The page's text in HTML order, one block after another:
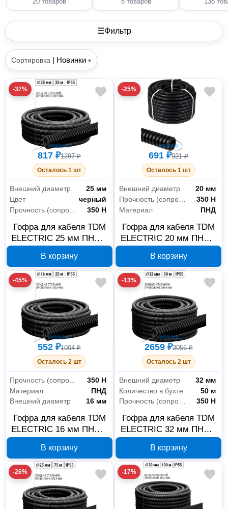
☰Фильтр
Сортировка | Новинки ▾
-37%
817 ₽1297 ₽
Осталось 1 шт
Внешний диаметр
25 мм
Цвет
черный
350 Н
Гофра для кабеля TDM
ELECTRIC 25 мм ПНД с
В корзину
-25%
691 ₽921 ₽
Осталось 1 шт
Внешний диаметр
20 мм
Прочность (сопротивление сжатию на 5 см при +20°C)
350 Н
Материал
ПНД
Гофра для кабеля TDM
ELECTRIC 20 мм ПНД с
В корзину
-45%
552 ₽1004 ₽
Осталось 2 шт
350 Н
Материал
ПНД
Внешний диаметр
16 мм
Гофра для кабеля TDM
ELECTRIC 16 мм ПНД с
В корзину
-13%
2659 ₽3056 ₽
Осталось 2 шт
Внешний диаметр
32 мм
Количество в бухте
50 м
Прочность (сопротивление сжатию на 5 см при +20°C)
350 Н
Гофра для кабеля TDM
ELECTRIC 32 мм ПНД с
В корзину
-26% -17%